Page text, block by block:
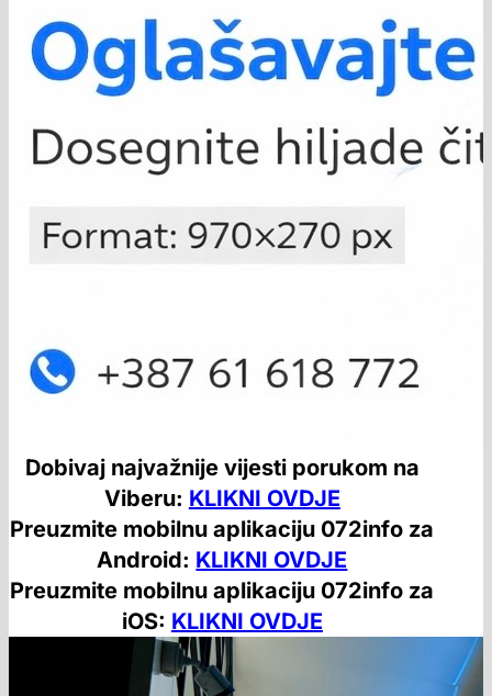
Dobivaj najvažnije vijesti porukom na
Viberu: KLIKNI OVDJE
Preuzmite mobilnu aplikaciju 072info za
Android: KLIKNI OVDJE
Preuzmite mobilnu aplikaciju 072info za
iOS: KLIKNI OVDJE